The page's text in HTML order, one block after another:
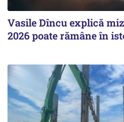
Vasile Dîncu explică
2026 poate rămâne în